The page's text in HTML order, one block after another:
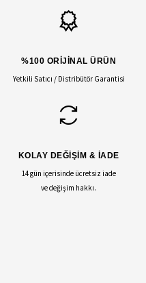
%100 ORİJİNAL ÜRÜN
Yetkili Satıcı / Distribütör Garantisi
KOLAY DEĞİŞİM & İADE
14 gün içerisinde ücretsiz iade
ve değişim hakkı.